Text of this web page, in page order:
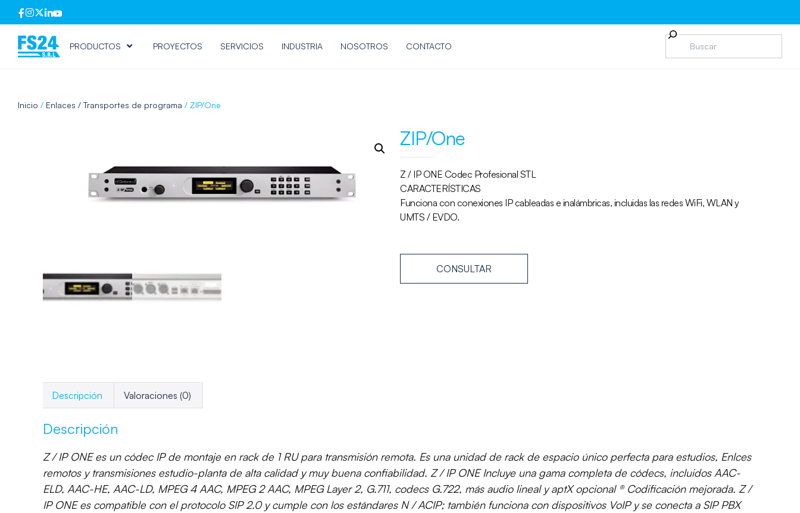
PRODUCTOS PROYECTOS SERVICIOS INDUSTRIA NOSOTROS CONTACTO
Inicio / Enlaces / Transportes de programa / ZIP/One
ZIP/One
Z / IP ONE Codec Profesional STL
CARACTERÍSTICAS
Funciona con conexiones IP cableadas e inalámbricas, incluidas las redes WiFi, WLAN y
UMTS / EVDO.
CONSULTAR
Descripción Valoraciones (0)
Descripción
Z / IP ONE es un códec IP de montaje en rack de 1 RU para transmisión remota. Es una unidad de rack de espacio único perfecta para estudios, Enlces
remotos y transmisiones estudio-planta de alta calidad y muy buena confiabilidad. Z / IP ONE Incluye una gama completa de códecs, incluidos AAC-
ELD, AAC-HE, AAC-LD, MPEG 4 AAC, MPEG 2 AAC, MPEG Layer 2, G.711, codecs G.722, más audio lineal y aptX opcional ® Codificación mejorada. Z /
IP ONE es compatible con el protocolo SIP 2.0 y cumple con los estándares N / ACIP; también funciona con dispositivos VoIP y se conecta a SIP PBX